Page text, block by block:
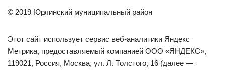
© 2019 Юрлинский муниципальный район
Этот сайт использует сервис веб-аналитики Яндекс
Метрика, предоставляемый компанией ООО «ЯНДЕКС»,
119021, Россия, Москва, ул. Л. Толстого, 16 (далее —